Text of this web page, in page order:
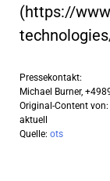
(https://
Pressekontakt:
Michael Burner,
Original-Content
aktuell
Quelle: ots